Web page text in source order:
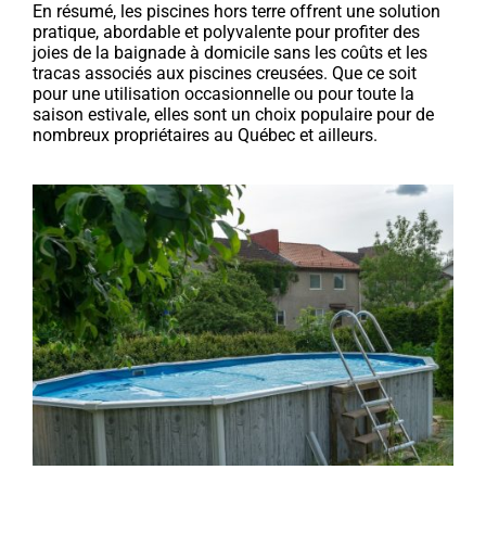
En résumé, les piscines hors terre offrent une solution
pratique, abordable et polyvalente pour profiter des
joies de la baignade à domicile sans les coûts et les
tracas associés aux piscines creusées. Que ce soit
pour une utilisation occasionnelle ou pour toute la
saison estivale, elles sont un choix populaire pour de
nombreux propriétaires au Québec et ailleurs.